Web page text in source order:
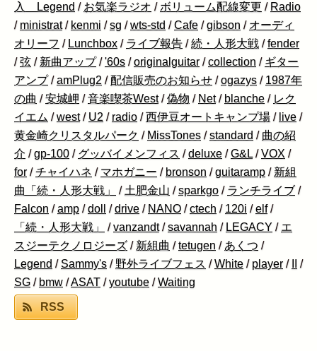
入 Legend / お気楽ラジオ / ボリューム配線変更 / Radio
/ ministrat / kenmi /sg /wts-std /Cafe /gibson / オーディ
オリーフ / Lunchbox / ライブ報告 /続・人形大戦 /fender
/弦 / 新曲アップ /'60s /originalguitar /collection / ギター
アンプ /amPlug2 /配信販売のお知らせ /ogazys / 1987年
の曲 /安城岬 /音楽喫茶West /偽物 / Net / blanche / レク
イエム /west / U2 / radio /西伊豆オートキャンプ場 / live /
黄金崎クリスタルパーク / MissTones /standard / 曲の紹
介 /gp-100 / グッバイメンフィス /deluxe /G&L /VOX /
for /チャイハネ / マホガニー / bronson /guitaramp / 新組
曲「続・人形大戦」
/ 土肥金山 /sparkgo / ランチライブ /
Falcon /amp /doll /drive / NANO /ctech / 120i /elf /
「続・人形大戦」
/vanzandt /savannah / LEGACY / エ
スジーテクノロジーズ / 新組曲 /tetugen / あくつ /
Legend /Sammy's / 野外ライブフェス /White / player /
/
SG / bmw /ASAT /youtube /Waiting
RSS